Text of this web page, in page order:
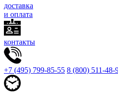
доставка
и оплата
контакты
+7 (495) 799-85-55 8 (800) 511-48-